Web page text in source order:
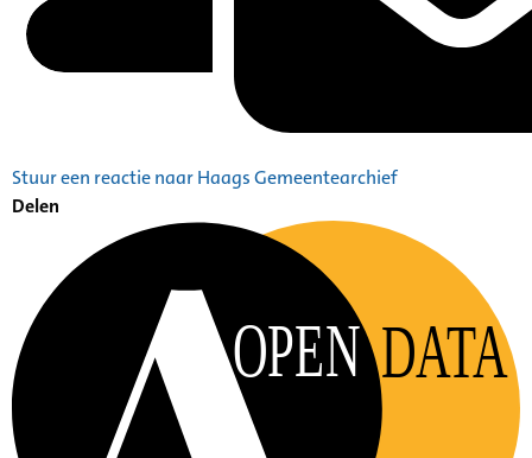
Stuur een reactie naar Haags Gemeentearchief
Delen
OPEN DATA